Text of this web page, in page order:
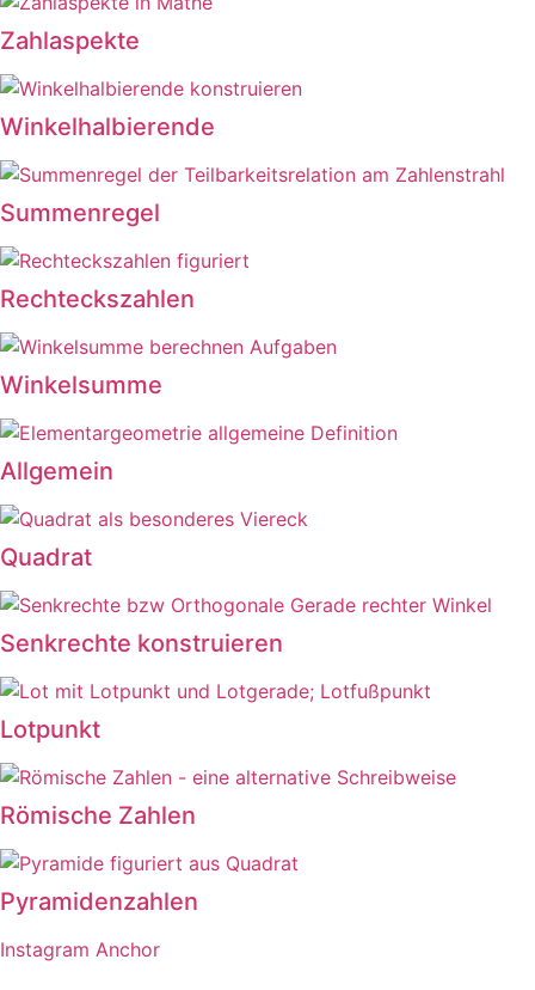
Zahlaspekte
Winkelhalbierende
Summenregel
Rechteckszahlen
Winkelsumme
Allgemein
Quadrat
Senkrechte konstruieren
Lotpunkt
Römische Zahlen
Pyramidenzahlen
Instagram Anchor